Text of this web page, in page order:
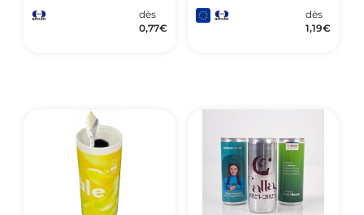
dès
0,77€
dès
1,19€